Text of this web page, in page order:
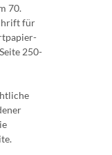
70.
für
250-